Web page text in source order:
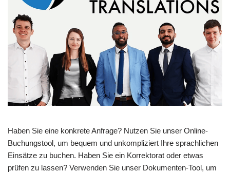
Haben Sie eine konkrete Anfrage? Nutzen Sie unser Online-
Buchungstool, um bequem und unkompliziert Ihre sprachlichen
Einsätze zu buchen. Haben Sie ein Korrektorat oder etwas
prüfen zu lassen? Verwenden Sie unser Dokumenten-Tool, um